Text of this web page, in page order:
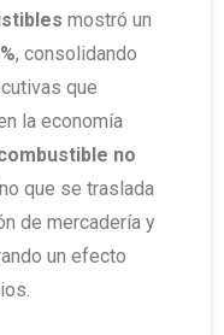
mostró un
, consolidando
que
la economía
no
que se traslada
de mercadería y
un efecto